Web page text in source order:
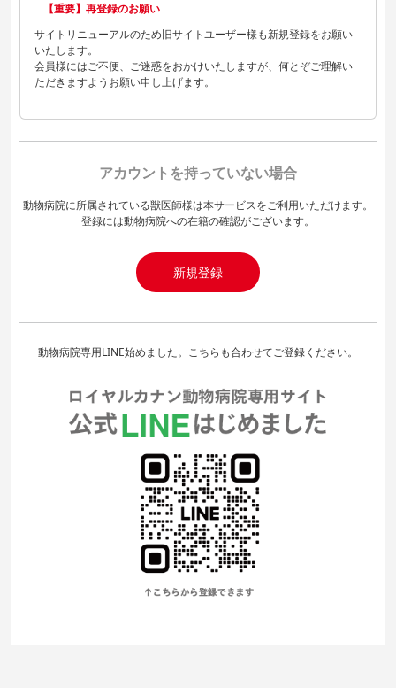
【重要】再登録のお願い
サイトリニューアルのため旧サイトユーザー様も新規登録をお願い
いたします。
会員様にはご不便、ご迷惑をおかけいたしますが、何とぞご理解い
ただきますようお願い申し上げます。
アカウントを持っていない場合
動物病院に所属されている獣医師様は本サービスをご利用いただけます。
登録には動物病院への在籍の確認がございます。
新規登録
動物病院専用LINE始めました。こちらも合わせてご登録ください。